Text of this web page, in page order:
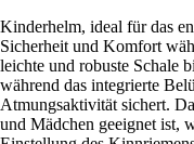
Kinderhelm, ideal für das
Sicherheit und Komfort
leichte und robuste Schale
während das integrierte
Atmungsaktivität sichert.
und Mädchen geeignet ist,